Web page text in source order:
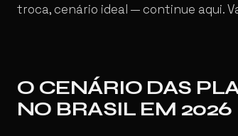
troca, cenário ideal — continue aqui.
O CENÁRIO DAS
NO BRASIL EM 2026